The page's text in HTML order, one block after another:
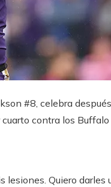
#8, celebra
contra los
lesiones. Quiero darles